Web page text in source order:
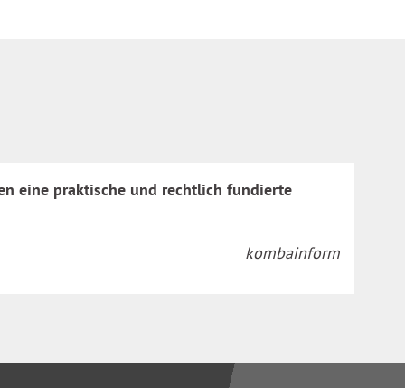
eine praktische und rechtlich fundierte
kombainform